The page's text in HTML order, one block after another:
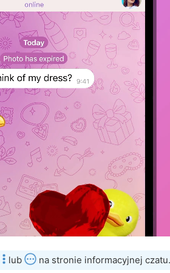
lub na stronie informacyjnej czatu.